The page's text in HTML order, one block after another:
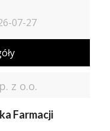
07-27
z o.o.
Farmacji